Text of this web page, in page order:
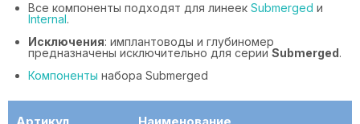
Все компоненты подходят для линеек Submerged и
Internal.
Исключения: имплантоводы и глубиномер
предназначены исключительно для серии Submerged.
Компоненты набора Submerged